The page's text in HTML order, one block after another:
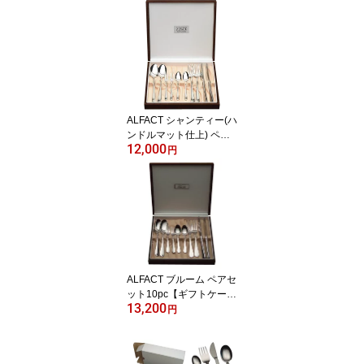
(名入れ無料) 【日本製/燕
市/荒澤製作所】
ALFACT シャンティー(ハ
ンドルマット仕上) ペア
セット10pc【ギフトケー
ス付き】 カトラリーセッ
ト (名入れ無料)【日本製/
燕市/荒澤製作所】
12,000円
ALFACT ブルーム ペアセ
ット10pc【ギフトケース
付き】 カトラリーセット
13,200円